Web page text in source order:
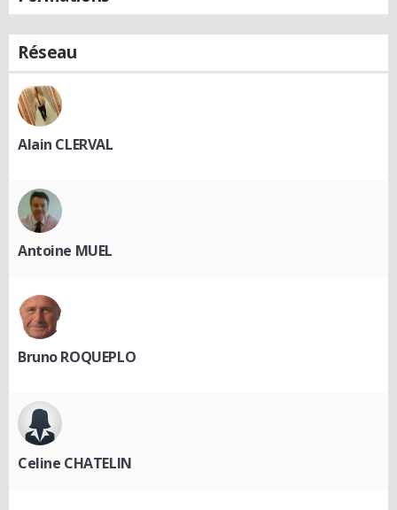
Réseau
Alain CLERVAL
Antoine MUEL
Bruno ROQUEPLO
Celine CHATELIN